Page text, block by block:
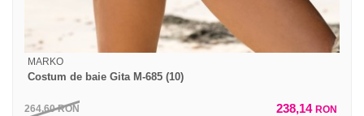
MARKO
Costum de baie Gita M-685 (10)
264,60RON 238,14 RON